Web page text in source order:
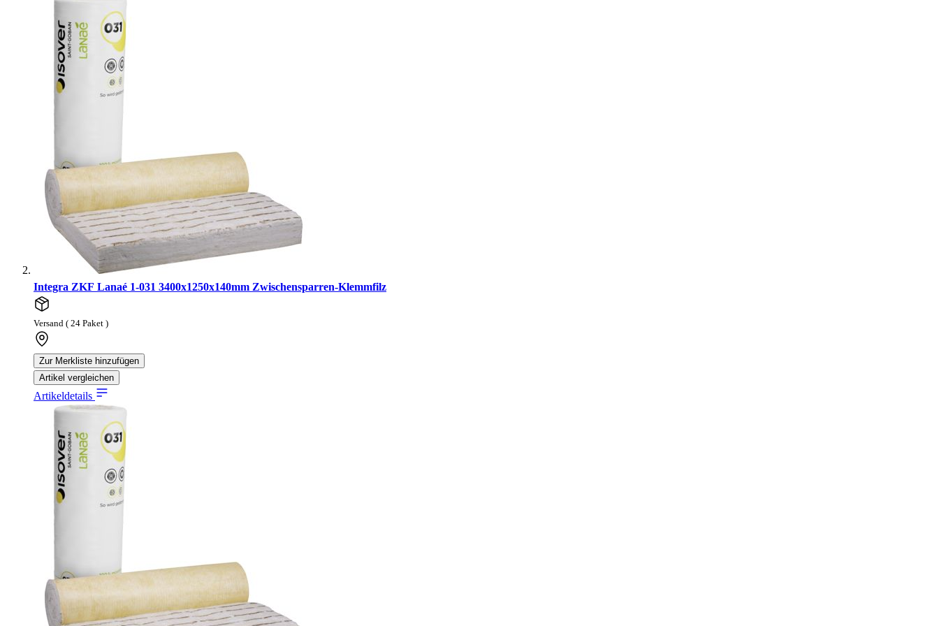
Integra ZKF Lanaé 1-031 3400x1250x140mm Zwischensparren-Klemmfilz
Versand ( 24 Paket )
Zur Merkliste hinzufügen
Artikel vergleichen
Artikeldetails